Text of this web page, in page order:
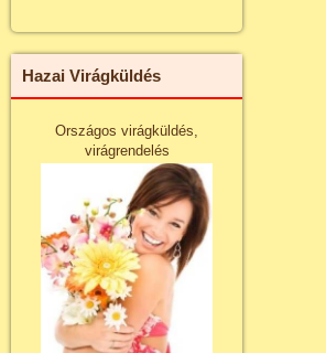
Hazai Virágküldés
Országos virágküldés,
virágrendelés